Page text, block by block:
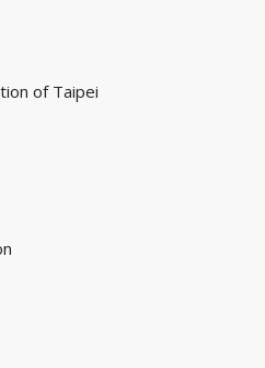
of Taipei